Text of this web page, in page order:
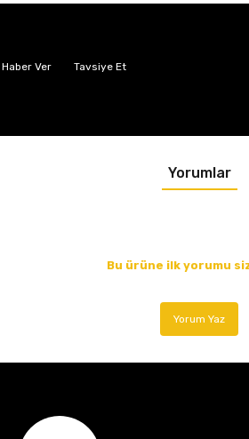
Ver Tavsiye Et
Yorumlar
Bu ürüne ilk yorumu
Yorum Yaz